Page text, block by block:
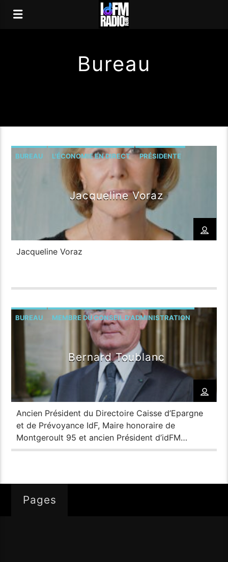
Bureau
BUREAU L'ÉCONOMIE EN DIRECT PRÉSIDENTE
Jacqueline Voraz
Jacqueline Voraz
BUREAU MEMBRE DU CONSEIL D'ADMINISTRATION
Bernard Toublanc
Ancien Président du Directoire Caisse d’Epargne
et de Prévoyance IdF, Maire honoraire de
Montgeroult 95 et ancien Président d’idFM
2017/18
Pages